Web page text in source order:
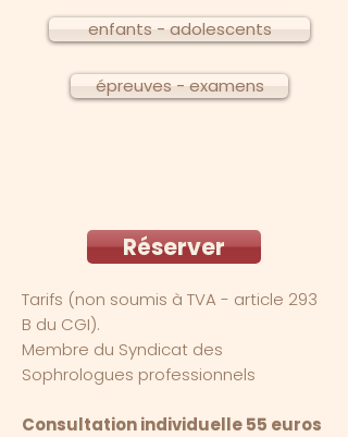
enfants - adolescents
épreuves - examens
Réserver
Tarifs (non soumis à TVA - article 293
B du CGI).
​Membre du Syndicat des
Sophrologues professionnels
Consultation individuelle 55 euros